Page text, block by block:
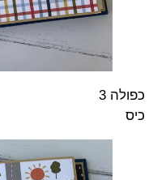
כפולה 3
כיס